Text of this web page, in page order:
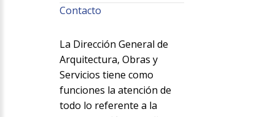
Contacto
La Dirección General de
Arquitectura, Obras y
Servicios tiene como
funciones la atención de
todo lo referente a la